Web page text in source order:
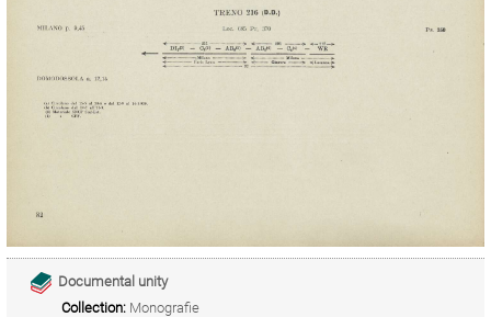
Documental unity
Collection: Monografie